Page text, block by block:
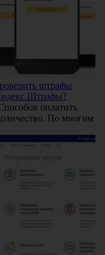
штрафы
оплатить
По многим